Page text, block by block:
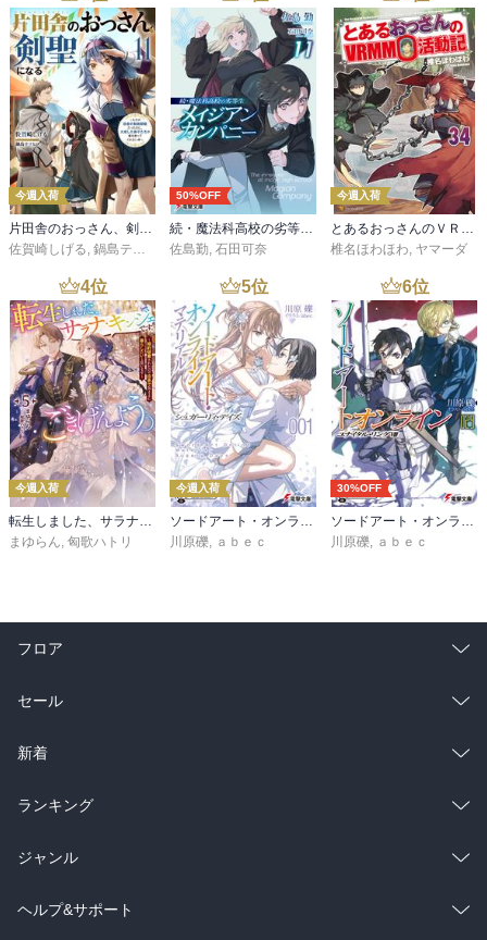
今週入荷
片田舎のおっさん、剣聖になる 11 ～ただの田舎の剣術師範だったのに、大成した弟子たちが俺を放ってくれない件～
佐賀崎しげる, 鍋島テツヒロ
50%OFF
続・魔法科高校の劣等生 メイジアン・カンパニー(11)
佐島勤, 石田可奈
今週入荷
とあるおっさんのＶＲＭＭＯ活動記34
椎名ほわほわ, ヤマーダ
4位
今週入荷
転生しました、サラナ・キンジェです。ごきげんよう。５ ～婚約破棄されたので田舎で気ままに暮らしたいと思います～【電子書店共通特典SS付】
まゆらん, 匈歌ハトリ
5位
今週入荷
ソードアート・オンライン マテリアル１ シュガーリィ・デイズ
川原礫, ａｂｅｃ
6位
30%OFF
ソードアート・オンライン29 ユナイタル・リングVIII
川原礫, ａｂｅｃ
フロア
総合
ラノベ
雑誌・グラビア
BL・TL
セール
総合
ラノベ
雑誌・グラビア
BL・TL
新着
総合
ラノベ
雑誌・グラビア
ランキング
総合
ラノベ
ジャンル
コミック
ヘルプ&サポート